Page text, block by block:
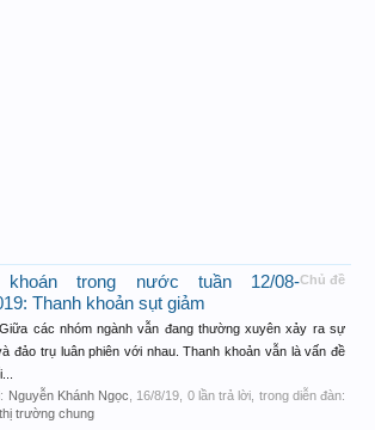
Chủ đề
khoán trong nước tuần 12/08-
Thanh khoản sụt giảm
Giữa các nhóm ngành vẫn đang thường xuyên xảy ra sự
đảo trụ luân phiên với nhau. Thanh khoản vẫn là vấn đề
Nguyễn Khánh Ngọc 16/8/19 , 0 lần trả lời, trong diễn đàn:
trường chung